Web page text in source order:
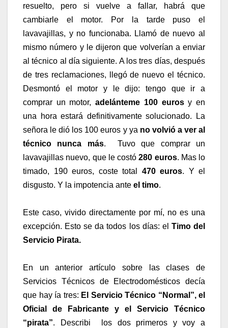
resuelto, pero si vuelve a fallar, habrá que
cambiarle el motor. Por la tarde puso el
lavavajillas, y no funcionaba. Llamó de nuevo al
mismo número y le dijeron que volverían a enviar
al técnico al día siguiente. A los tres días, después
de tres reclamaciones, llegó de nuevo el técnico.
Desmontó el motor y le dijo: tengo que ir a
comprar un motor,adelánteme 100 euros y en
una hora estará definitivamente solucionado. La
señora le dió los 100 euros y ya no volvió a ver al
técnico nunca más. Tuvo que comprar un
lavavajillas nuevo, que le costó280 euros. Mas lo
timado, 190 euros, coste total 470 euros. Y el
disgusto. Y la impotencia ante el timo.
Este caso, vivido directamente por mí, no es una
excepción. Esto se da todos los días: el Timo del
Servicio Pirata.
En un anterior artículo sobre las clases de
Servicios Técnicos de Electrodomésticos decía
que hay ía tres: El Servicio Técnico “Normal”, el
Oficial de Fabricante y el Servicio Técnico
“pirata”. Describi los dos primeros y voy a